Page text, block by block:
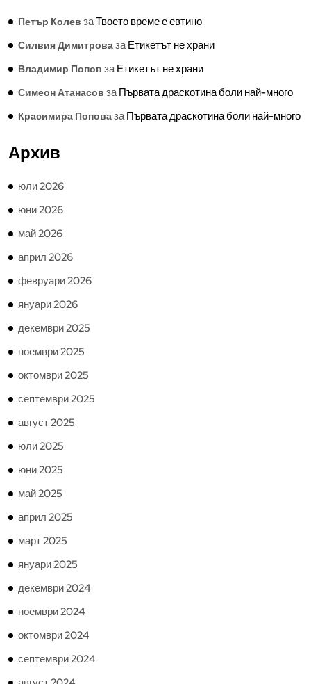
Петър Колев заТвоето време е евтино
Силвия ДимитровазаЕтикетът не храни
Владимир Попов заЕтикетът не храни
Симеон Атанасов заПървата драскотина боли най-много
Красимира ПоповазаПървата драскотина боли най-много
Архив
юли 2026
юни 2026
май 2026
април 2026
февруари 2026
януари 2026
декември 2025
ноември 2025
октомври 2025
септември 2025
август 2025
юли 2025
юни 2025
май 2025
април 2025
март 2025
януари 2025
декември 2024
ноември 2024
октомври 2024
септември 2024